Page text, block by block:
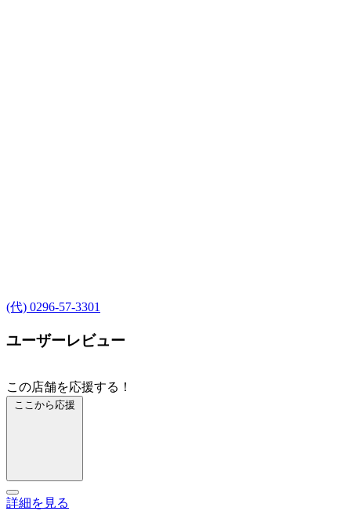
(代) 0296-57-3301
ユーザーレビュー
この店舗を応援する！
ここから応援
詳細を見る